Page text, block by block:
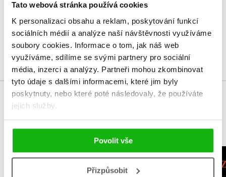
Tato webová stránka používá cookies
K personalizaci obsahu a reklam, poskytování funkcí
sociálních médií a analýze naší návštěvnosti využíváme
soubory cookies. Informace o tom, jak náš web
využíváme, sdílíme se svými partnery pro sociální
média, inzerci a analýzy. Partneři mohou zkombinovat
tyto údaje s dalšími informacemi, které jim byly
poskytnuty, nebo které poté následovaly, že používáte
jejich služby.
Povolit vše
Přizpůsobit
Vaše hodnocení
Uživatelskou recenzi mohou vkládat pouze registrovaní uživatelé
Přihlásit
MOHLO BY VÁS TAKÉ ZAJÍMAT
Bitevní letectvo